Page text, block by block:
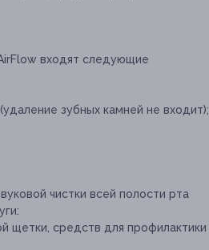
входят следующие
зубных камней не входит);
чистки всей полости рта
щетки, средств для профилактики